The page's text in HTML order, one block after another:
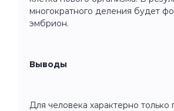
многократного деления будет
эмбрион.
Выводы
Для человека характерно только